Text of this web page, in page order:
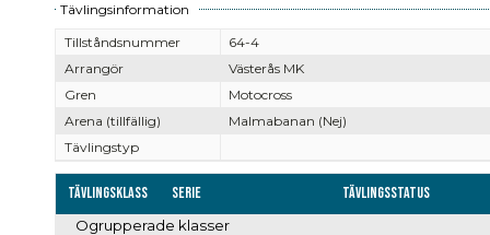
Tävlingsinformation
Tillståndsnummer
64-4
Arrangör
Västerås MK
Gren
Motocross
Arena (tillfällig)
Malmabanan (Nej)
Tävlingstyp
Tävlingsklass Serie Tävlingsstatus
Ogrupperade klasser